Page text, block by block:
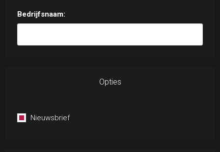
Bedrijfsnaam:
Opties
Nieuwsbrief